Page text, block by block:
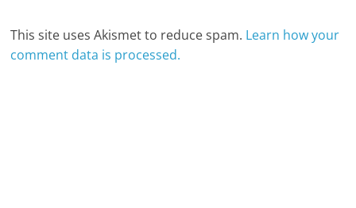
This site uses Akismet to reduce spam. Learn how your
comment data is processed.